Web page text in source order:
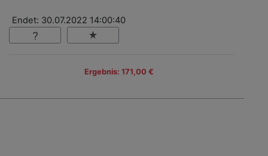
Endet: 30.07.2022 14:00:40
Ergebnis: 171,00 €